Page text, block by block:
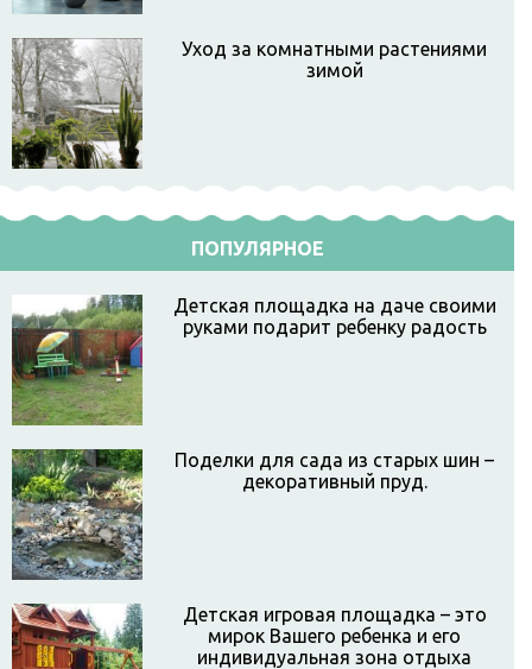
Уход за комнатными растениями
зимой
ПОПУЛЯРНОЕ
Детская площадка на даче своими
руками подарит ребенку радость
Поделки для сада из старых шин –
декоративный пруд.
Детская игровая площадка – это
мирок Вашего ребенка и его
индивидуальная зона отдыха